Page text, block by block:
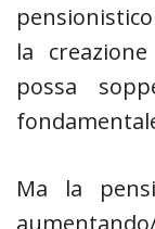
la
possa
Ma la